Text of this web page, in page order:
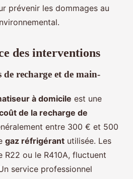
prévenir les dommages au
des interventions
recharge et de main-
à domicile est une
de la recharge de
entre 300 € et 500
gaz réfrigérant utilisée. Les
R22 ou le R410A, fluctuent
service professionnel